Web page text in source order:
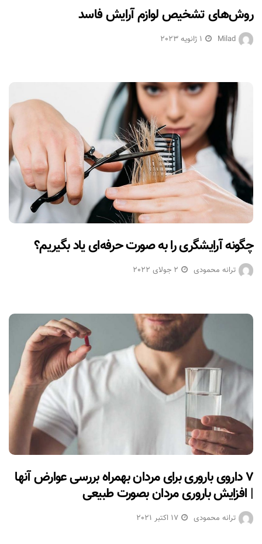
روش‌های تشخیص لوازم آرایش فاسد
Milad 1 ژانویه 2023
چگونه آرایشگری را به صورت حرفه‌ای یاد بگیریم؟
ترانه محمودی 2 جولای 2022
۷ داروی باروری برای مردان بهمراه بررسی عوارض آنها
| افزایش باروری مردان بصورت طبیعی
ترانه محمودی 17 اکتبر 2021